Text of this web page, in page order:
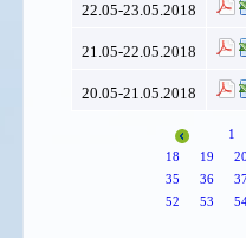
22.05-23.05.2018
21.05-22.05.2018
20.05-21.05.2018
1
18
19
35
36
52
53